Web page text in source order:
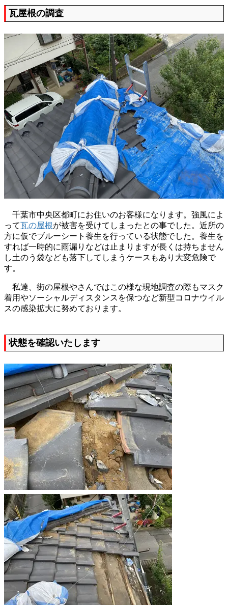
瓦屋根の調査
千葉市中央区都町にお住いのお客様になります。強風によ
って瓦の屋根が被害を受けてしまったとの事でした。近所の
方に仮でブルーシート養生を行っている状態でした。養生を
すれば一時的に雨漏りなどは止まりますが長くは持ちません
し土のう袋なども落下してしまうケースもあり大変危険で
す。
私達、街の屋根やさんではこの様な現地調査の際もマスク
着用やソーシャルディスタンスを保つなど新型コロナウイル
スの感染拡大に努めております。
状態を確認いたします